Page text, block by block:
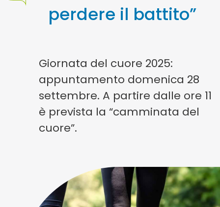
perdere il battito”
Giornata del cuore 2025:
appuntamento domenica 28
settembre. A partire dalle ore 11
è prevista la “camminata del
cuore”.